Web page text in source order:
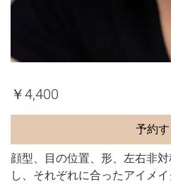
￥4,400
予約す
顔型、目の位置、形、左右非
し、それぞれに合ったアイメ